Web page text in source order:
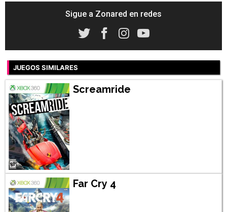
Sigue a Zonared en redes
JUEGOS SIMILARES
Screamride
Far Cry 4